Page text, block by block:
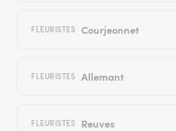
FLEURISTES Courjeonnet
FLEURISTES Allemant
FLEURISTES Reuves